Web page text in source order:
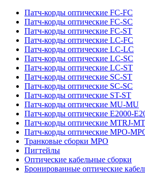
Патч-корды оптические FC-FC
Патч-корды оптические FC-SC
Патч-корды оптические FC-ST
Патч-корды оптические LC-FC
Патч-корды оптические LC-LC
Патч-корды оптические LC-SC
Патч-корды оптические LC-ST
Патч-корды оптические SC-ST
Патч-корды оптические SC-SC
Патч-корды оптические ST-ST
Патч-корды оптические MU-MU
Патч-корды оптические E2000-
Патч-корды оптические MTRJ-
Патч-корды оптические MPO-
Транковые сборки MPO
Пигтейлы
Оптические кабельные сборки
Бронированные оптические